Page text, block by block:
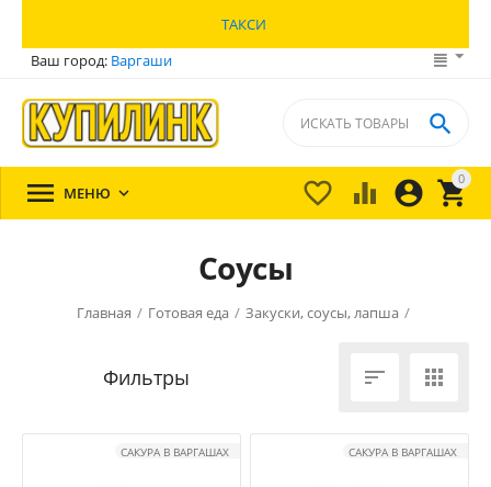
ТАКСИ
Ваш город: Варгаши
0


 

 МЕНЮ 
Соусы
Главная / Готовая еда / Закуски, соусы, лапша /
 
САКУРА В ВАРГАШАХ САКУРА В ВАРГАШАХ